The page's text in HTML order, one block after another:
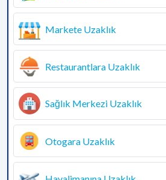
Markete Uzaklık
Restaurantlara Uzaklık
Sağlık Merkezi Uzaklık
Otogara Uzaklık